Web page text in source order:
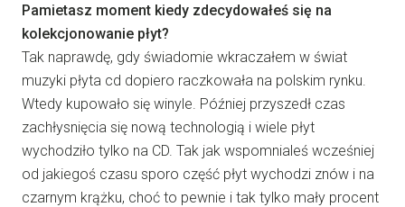
Pamietasz moment kiedy zdecydowałeś się na
kolekcjonowanie płyt?
Tak naprawdę, gdy świadomie wkraczałem w świat
muzyki płyta cd dopiero raczkowała na polskim rynku.
Wtedy kupowało się winyle. Później przyszedł czas
zachłysnięcia się nową technologią i wiele płyt
wychodziło tylko na CD. Tak jak wspomnialeś wcześniej
od jakiegoś czasu sporo część płyt wychodzi znów i na
czarnym krążku, choć to pewnie i tak tylko mały procent